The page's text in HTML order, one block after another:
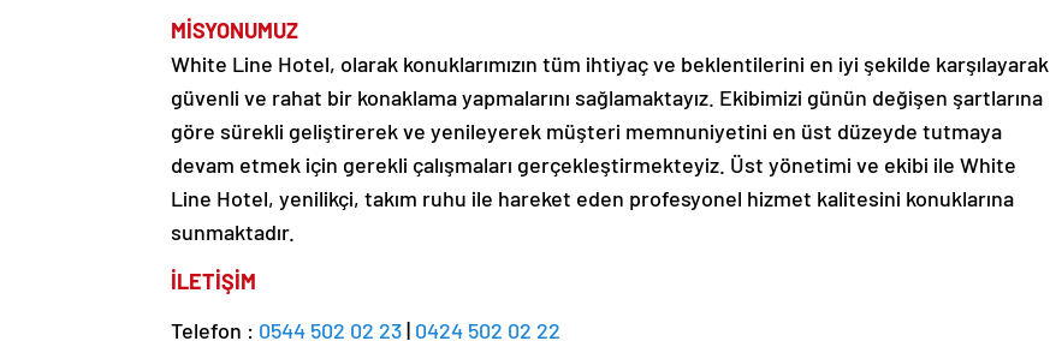
MİSYONUMUZ
White Line Hotel, olarak konuklarımızın tüm ihtiyaç ve beklentilerini en iyi şekilde karşılayarak
güvenli ve rahat bir konaklama yapmalarını sağlamaktayız. Ekibimizi günün değişen şartlarına
göre sürekli geliştirerek ve yenileyerek müşteri memnuniyetini en üst düzeyde tutmaya
devam etmek için gerekli çalışmaları gerçekleştirmekteyiz. Üst yönetimi ve ekibi ile White
Line Hotel, yenilikçi, takım ruhu ile hareket eden profesyonel hizmet kalitesini konuklarına
sunmaktadır.
İLETİŞİM
Telefon : 0544 502 02 23| 0424 502 02 22